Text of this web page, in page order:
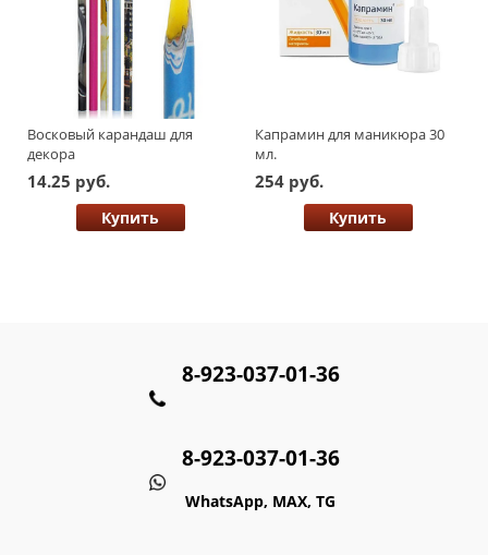
Восковый карандаш для
декора
14.25 руб.
Купить
Капрамин для маникюра 30
мл.
254 руб.
Купить
8-923-037-01-36
8-923-037-01-36
WhatsApp, MAX, TG